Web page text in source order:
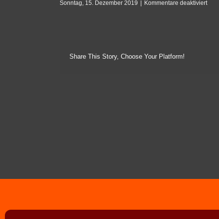
Sonntag, 15. Dezember 2019 Kommentare deaktiviertfür
Share This Story, Choose Your Platform!